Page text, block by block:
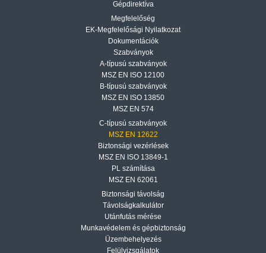
Gépdirektíva
Megfelelőség
EK-Megfelelősági Nyilatkozat
Dokumentációk
Szabványok
A-típusú szabványok
MSZ EN ISO 12100
B-típusú szabványok
MSZ EN ISO 13850
MSZ EN 574
C-típusú szabványok
MSZ EN 12622
Biztonsági vezérlések
MSZ EN ISO 13849-1
PL számítása
MSZ EN 62061
Biztonsági távolság
Távolságkalkulátor
Utánfutás mérése
Munkavédelem és gépbiztonság
Üzembehelyezés
Felülvizsgálatok